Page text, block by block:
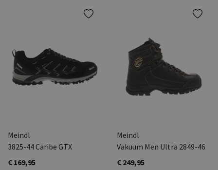
Meindl
3825-44 Caribe GTX
€ 169,95
Meindl
Vakuum Men Ultra 2849-46
€ 249,95